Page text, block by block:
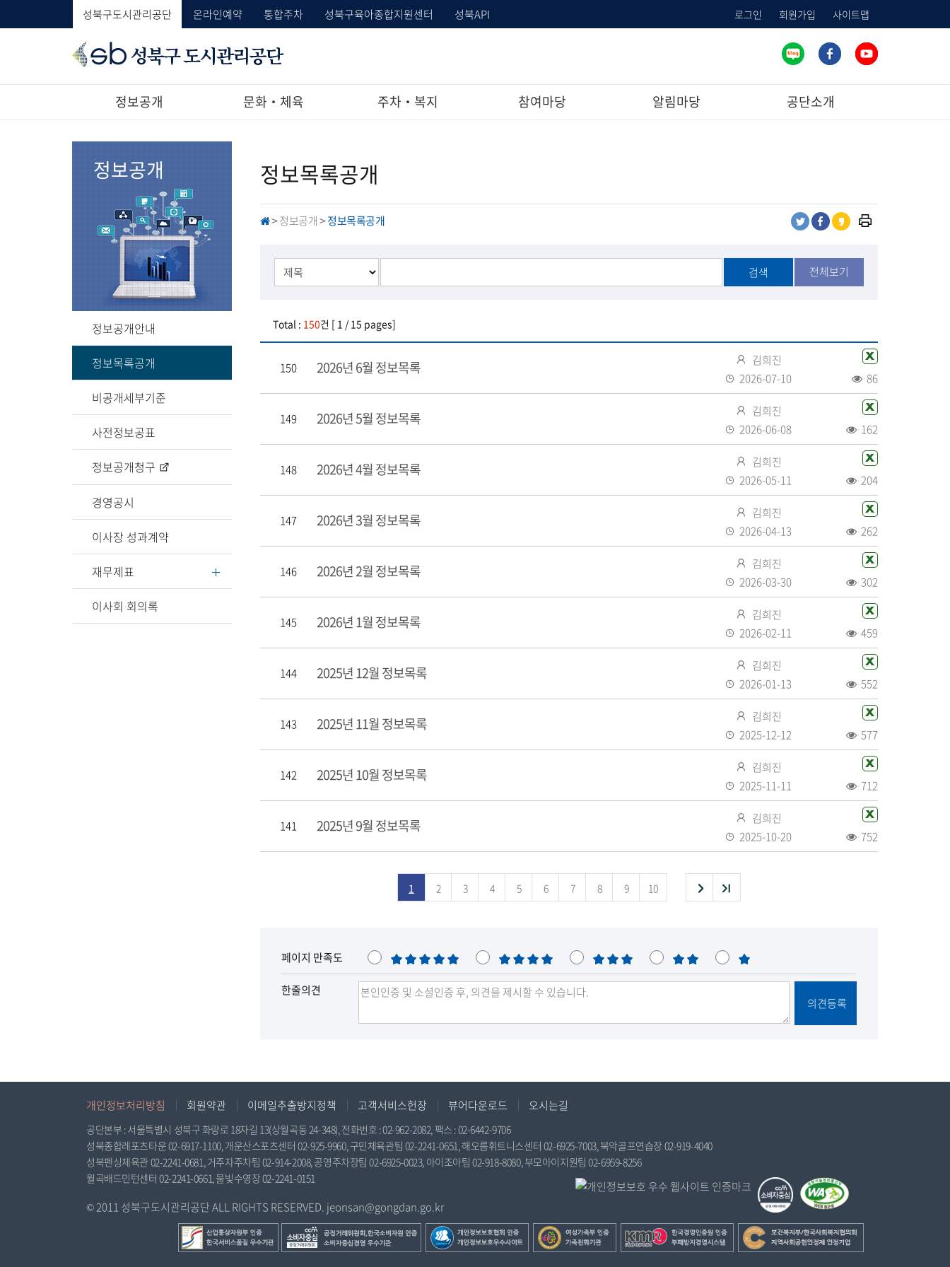
성북구도시관리공단 온라인예약 통합주차 성북구육아종합지원센터 성북API 로그인 회원가입 사이트맵
북
리
정보공개 문화‧체육 주차‧복지 참여마당 알림마당 공단소개
정보공개
정보공개안내
정보목록공개
비공개세부기준
사전정보공표
정보공개청구
경영공시
이사장 성과계약
재무제표
이사회 회의록
정보목록공개
H >정보공개 >정보목록공개
트
터
유
페
스
북
공
카
오
스
토
유
프
린
기
검색 전체보기
Total : 150건 [ 1 / 15 pages]
150 2026년 6월 정보목록
작
성
자
김희진
등
록
일
2026-07-10
엑
셀
화
일
있
음
조
86
149 2026년 5월 정보목록
작
성
자
김희진
등
록
일
2026-06-08
엑
셀
화
일
있
음
조
162
148 2026년 4월 정보목록
작
성
자
김희진
등
록
일
2026-05-11
엑
셀
화
일
있
음
조
204
147 2026년 3월 정보목록
작
성
자
김희진
등
록
일
2026-04-13
엑
셀
화
일
있
음
조
262
146 2026년 2월 정보목록
작
성
자
김희진
등
록
일
2026-03-30
엑
셀
화
일
있
음
조
302
145 2026년 1월 정보목록
작
성
자
김희진
등
록
일
2026-02-11
엑
셀
화
일
있
음
조
459
144 2025년 12월 정보목록
작
성
자
김희진
등
록
일
2026-01-13
엑
셀
화
일
있
음
조
552
143 2025년 11월 정보목록
작
성
자
김희진
등
록
일
2025-12-12
엑
셀
화
일
있
음
조
577
142 2025년 10월 정보목록
작
성
자
김희진
등
록
일
2025-11-11
엑
셀
화
일
있
음
조
712
141 2025년 9월 정보목록
작
성
자
김희진
등
록
일
2025-10-20
엑
셀
화
조
752
1 2 3 4 5 6 7 8 9 10
다
록
끝
페이지 만족도
매
우
만
만
족
보
통
불
만
매
우
한줄의견
의견등록
개인정보처리방침 회원약관 이메일추출방지정책 고객서비스헌장 뷰어다운로드 오시는길
공단본부 : 서울특별시 성북구 화랑로 18자길 13(상월곡동 24-348), 전화번호 : 02-962-2082, 팩스 : 02-6442-9706
성북종합레포츠타운 02-6917-1100, 개운산스포츠센터 02-925-9960, 구민체육관팀 02-2241-0651, 해오름휘트니스센터 02-6925-7003, 북악골프연습장 02-919-4040
성북펜싱체육관 02-2241-0681, 거주자주차팀 02-914-2008, 공영주차장팀 02-6925-0023, 아이조아팀 02-918-8080, 부모아이지원팀 02-6959-8256
월곡배드민턴센터 02-2241-0661, 물빛수영장 02-2241-0151
© 2011 성북구도시관리공단 ALL RIGHTS RESERVED. jeonsan@gongdan.go.kr
산
업
공
정
개
인
여
성
한
국
보
건